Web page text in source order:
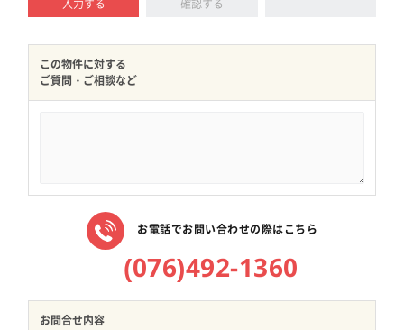
入力する 確認する
この物件に対する
ご質問・ご相談など
お電話でお問い合わせの際はこちら
(076)492-1360
お問合せ内容